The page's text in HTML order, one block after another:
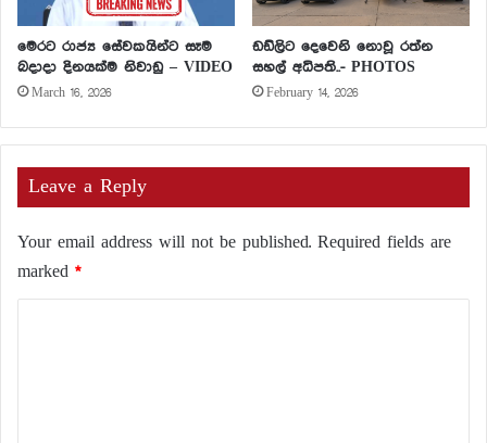
මෙරට රාජ්‍ය සේවකයින්ට සෑම
බදාදා දිනයක්ම නිවාඩු – VIDEO
March 16, 2026
ඩඩ්ලිට දෙවෙනි නොවූ රත්න
සහල් අධිපති..- PHOTOS
February 14, 2026
Leave a Reply
Your email address will not be published. Required fields are
marked *